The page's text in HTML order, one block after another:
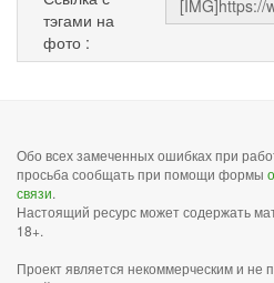
тэгами на
фото :
Обо всех замеченных ошибках при
просьба сообщать при помощи формы
связи.
Настоящий ресурс может содержать
18+.
Проект является некоммерческим и не